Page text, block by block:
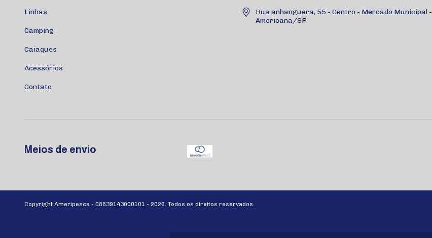
Linhas
Camping
Caiaques
Acessórios
Contato
Rua anhanguera, 55 - Centro - Mercado Municipal -
Americana/SP
Meios de envio
Copyright Ameripesca - 08839143000101 - 2026. Todos os direitos reservados.